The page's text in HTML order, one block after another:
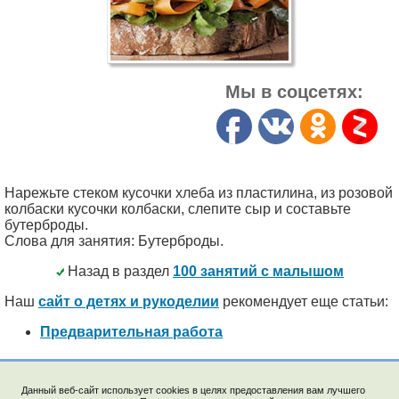
Данный веб-сайт использует cookies в целях предоставления вам лучшего
Мы в соцсетях:
Нарежьте стеком кусочки хлеба из пластилина, из розовой
колбаски кусочки колбаски, слепите сыр и составьте
бутерброды.
Слова для занятия: Бутерброды.
Назад в раздел 100 занятий с малышом
Наш сайт о детях и рукоделии рекомендует еще статьи:
Предварительная работа